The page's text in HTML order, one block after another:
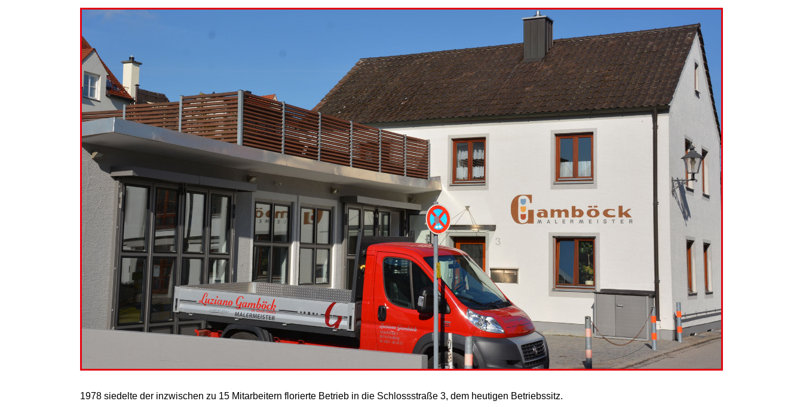
1978 siedelte der inzwischen zu 15 Mitarbeitern florierte Betrieb in die Schlossstraße 3, dem heutigen Betriebssitz.